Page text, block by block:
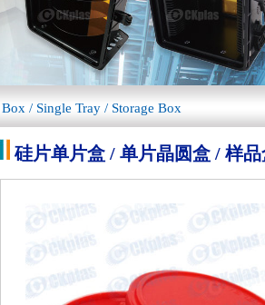
/ Single Tray / Storage Box
硅片单片盒 / 单片晶圆盒 / 样